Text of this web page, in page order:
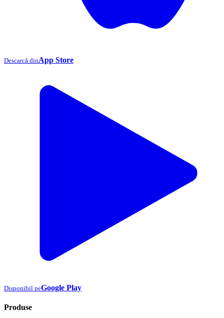
Descarcă dinApp Store
Disponibil peGoogle Play
Produse